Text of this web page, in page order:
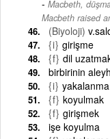
Macbeth,
Macbeth raised
(Biyoloji)
{i} girişme
{f} dil
birbirinin
{i} yakalanma
{f} koyulmak
{f} girişmek
işe koyulma